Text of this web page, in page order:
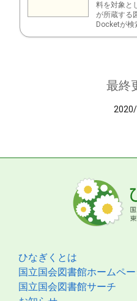
料を対象と
が所蔵する
Docketが検
最終
ひなぎくとは
国立国会図書館ホームペ
国立国会図書館サーチ